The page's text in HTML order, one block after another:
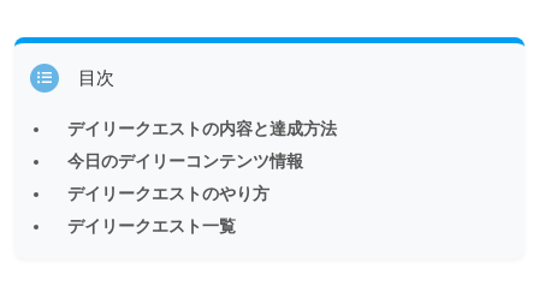
目次
デイリークエストの内容と達成方法
今日のデイリーコンテンツ情報
デイリークエストのやり方
デイリークエスト一覧